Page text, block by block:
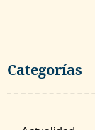
Categorías